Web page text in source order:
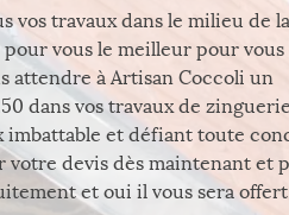
travaux dans le milieu de
vous le meilleur pour vous
attendre à Artisan Coccoli un
dans vos travaux de
imbattable et défiant toute
votre devis dès maintenant et
et oui il vous sera offert